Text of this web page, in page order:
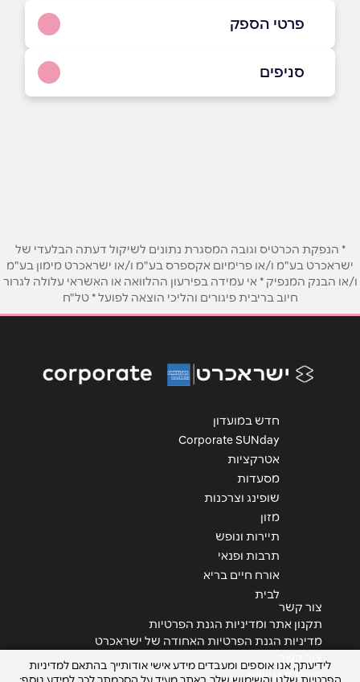
פרטי הספק
באתר בפייסבוק באינסטגרם
אימייל*
אנא חזרו אלי בקשר ל...
סניפים
* הנפקת הכרטיס וגובה המסגרת נתונים לשיקול דעתה הבלעדי של
ישראכרט בע"מ ו/או פרימיום אקספרס בע"מ ו/או ישראכרט מימון בע"מ
ו/או הבנק המנפיק * אי עמידה בפירעון ההלוואה או האשראי עלולה לגרור
חיוב בריבית פיגורים והליכי הוצאה לפועל * טל"ח
חדש במועדון
Corporate SUNday
אטרקציות
מסעדות
שופינג וצרכנות
מזון
תיירות ונופש
תרבות ופנאי
אורח חיים בריא
לבית
צור קשר
תקנון אתר ומדיניות הגנת הפרטיות
מדיניות הגנת הפרטיות האחודה של ישראכרט
הצהרת נגישות
לידיעתך, אנו אוספים ומעבדים מידע אישי אודותייך בהתאם למדיניות